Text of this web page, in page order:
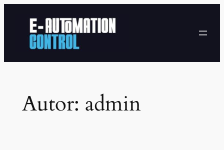
contenido
Autor: admin